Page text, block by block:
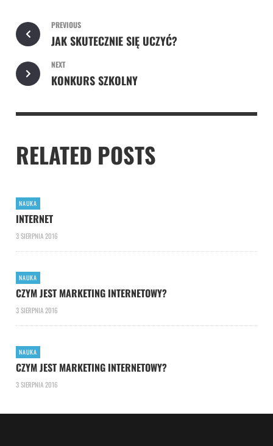
PREVIOUS
JAK SKUTECZNIE SIĘ UCZYĆ?
NEXT
KONKURS SZKOLNY
RELATED POSTS
NAUKA
INTERNET
3 SIERPNIA 2016
NAUKA
CZYM JEST MARKETING INTERNETOWY?
3 SIERPNIA 2016
NAUKA
CZYM JEST MARKETING INTERNETOWY?
3 SIERPNIA 2016